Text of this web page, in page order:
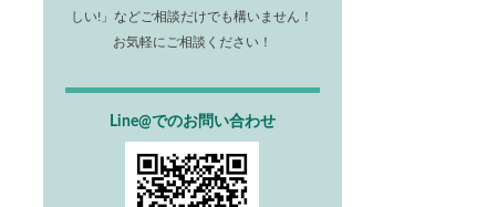
しい!」などご相談だけでも構いません！
お気軽にご相談ください！
Line@でのお問い合わせ